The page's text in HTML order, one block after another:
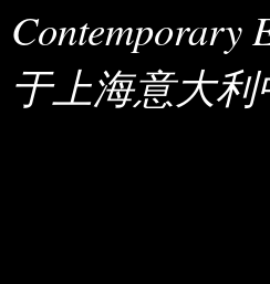
Contemporary
于上海意大利